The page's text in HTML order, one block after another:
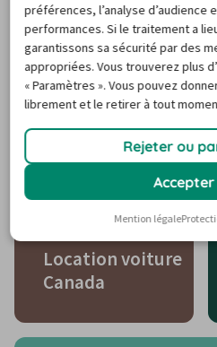
Location voiture
Location voiture
Canada
préférences, l’analyse d’audience
performances. Si le traitement a
garantissons sa sécurité par des
appropriées. Vous trouverez plus
« Paramètres ». Vous pouvez
librement et le retirer à tout
Rejeter ou
Mention légale